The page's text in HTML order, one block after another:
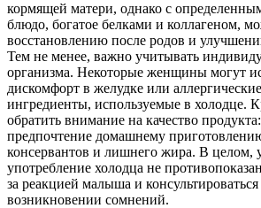
кормящей матери, однако с
блюдо, богатое белками и коллагеном,
восстановлению после родов и
Тем не менее, важно учитывать
организма. Некоторые женщины могут
дискомфорт в желудке или
ингредиенты, используемые в холодце.
обратить внимание на качество
предпочтение домашнему
консервантов и лишнего жира. В целом,
употребление холодца не
за реакцией малыша и
возникновении сомнений.